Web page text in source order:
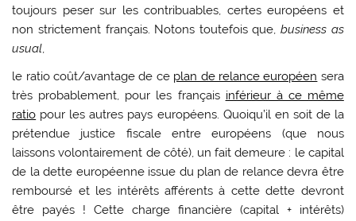
toujours peser sur les contribuables, certes européens et
non strictement français. Notons toutefois que,business as
usual,
le ratio coût/avantage de ce plan de relance européen sera
très probablement, pour les français inférieur à ce même
ratio pour les autres pays européens. Quoiqu’il en soit de la
prétendue justice fiscale entre européens (que nous
laissons volontairement de côté), un fait demeure : le capital
de la dette européenne issue du plan de relance devra être
remboursé et les intérêts afférents à cette dette devront
être payés ! Cette charge financière (capital + intérêts)